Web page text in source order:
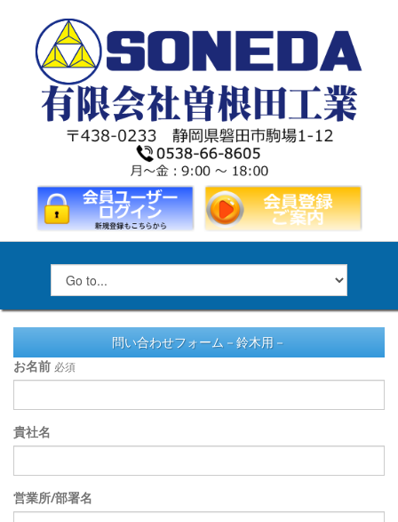
問い合わせフォーム－鈴木用－
お名前 必須
貴社名
営業所/部署名